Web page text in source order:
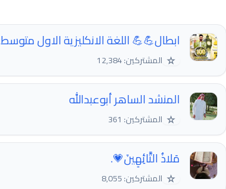
ابطال💪💪 اللغة الانكليزية الاول متوسط English
☆ المشتركين: 12,384
المنشد الساهر أبوعبدالله
☆ المشتركين: 361
مَلاذُ التَّائِهِينَ💗.
☆ المشتركين: 8,055